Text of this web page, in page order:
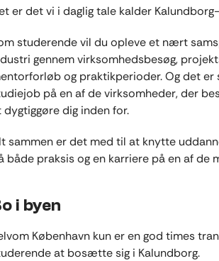
er det vi i daglig tale kalder
studerende vil du opleve et nært
gennem virksomhedsbesøg,
og praktikperioder. Og det er
på en af de virksomheder, der
dygtiggøre dig inden for.
sammen er det med til at knytte
både praksis og en karriere på en af de
i byen
København kun er en god times
at bosætte sig i Kalundborg.